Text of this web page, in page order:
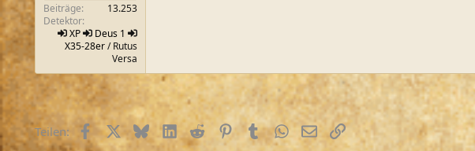
Beiträge
13.253
Detektor
XP
Deus 1
X35-28er/ Rutus
Versa
Teilen: FacebookX (Twitter)
BlueskyLinkedIn
RedditPinterest
TumblrWhatsApp
E-MailLink